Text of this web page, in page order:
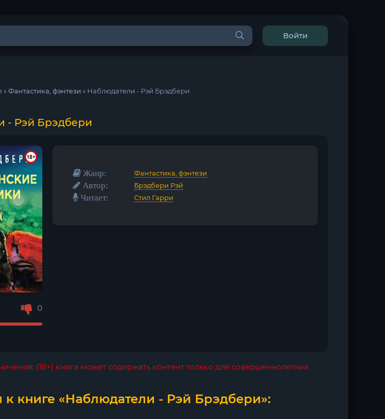
Войти
»Фантастика, фэнтези » Наблюдатели - Рэй Брэдбери
- Рэй Брэдбери
0
Жанр: Фантастика, фэнтези
Автор: Брэдбери Рэй
Читает: Стил Гарри
(18+) книга может содержать контент только для совершеннолетних
к книге «Наблюдатели - Рэй Брэдбери»: